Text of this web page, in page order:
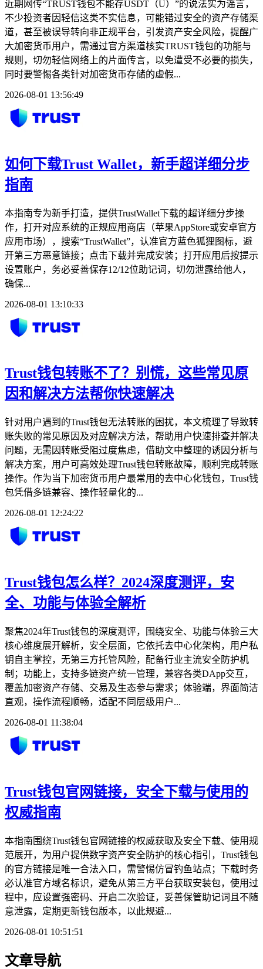
近期网传“TRUST钱包不能存USDT（U）”的说法实为谣言，
不少投资者因轻信这类不实信息，可能错过安全的资产存储渠
道，甚至被误导转向非正规平台，引发资产安全风险，提醒广
大加密货币用户，需通过官方渠道核实TRUST钱包的功能与
规则，切勿轻信网络上的片面传言，以免遭受不必要的损失，
同时要警惕各类针对加密货币存储的虚假...
2026-08-01 13:56:49
如何下载Trust Wallet，新手超详细分步
指南
本指南专为新手打造，提供TrustWallet下载的超详细分步操
作，打开对应系统的正规应用商店（苹果AppStore或安卓官方
应用市场），搜索“TrustWallet”，认准官方蓝色狐狸图标，避
开第三方恶意链接；点击下载并完成安装；打开应用后按提示
设置账户，务必妥善保存12/12位助记词，切勿泄露给他人，
确保...
2026-08-01 13:10:33
Trust钱包转账不了？别慌，这些常见原
因和解决方法帮你快速解决
针对用户遇到的Trust钱包无法转账的困扰，本文梳理了导致转
账失败的常见原因及对应解决方法，帮助用户快速排查并解决
问题，无需因转账受阻过度焦虑，借助文中整理的诱因分析与
解决方案，用户可高效处理Trust钱包转账故障，顺利完成转账
操作。作为当下加密货币用户最常用的去中心化钱包，Trust钱
包凭借多链兼容、操作轻量化的...
2026-08-01 12:24:22
Trust钱包怎么样？2024深度测评，安
全、功能与体验全解析
聚焦2024年Trust钱包的深度测评，围绕安全、功能与体验三大
核心维度展开解析，安全层面，它依托去中心化架构，用户私
钥自主掌控，无第三方托管风险，配备行业主流安全防护机
制；功能上，支持多链资产统一管理，兼容各类DApp交互，
覆盖加密资产存储、交易及生态参与需求；体验端，界面简洁
直观，操作流程顺畅，适配不同层级用户...
2026-08-01 11:38:04
Trust钱包官网链接，安全下载与使用的
权威指南
本指南围绕Trust钱包官网链接的权威获取及安全下载、使用规
范展开，为用户提供数字资产安全防护的核心指引，Trust钱包
的官方链接是唯一合法入口，需警惕仿冒钓鱼站点；下载时务
必认准官方域名标识，避免从第三方平台获取安装包，使用过
程中，应设置强密码、开启二次验证，妥善保管助记词且不随
意泄露，定期更新钱包版本，以此规避...
2026-08-01 10:51:51
文章导航